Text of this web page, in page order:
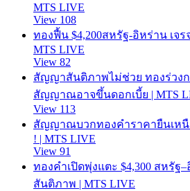
MTS LIVE
View 108
ทองฟื้น $4,200สหรัฐ-อิหร่าน เจ
MTS LIVE
View 82
สัญญาสันติภาพไม่ช่วย ทองร่วงก
สัญญาณอาจขึ้นดอกเบี้ย | MTS
View 113
สัญญาณบวกทองคำราคายืนเหนื
! | MTS LIVE
View 91
ทองคำเปิดพุ่งแตะ $4,300 สหรัฐ
สันติภาพ | MTS LIVE